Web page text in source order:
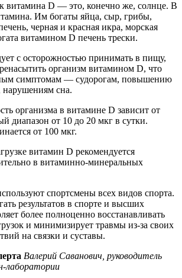
витамина D — это, конечно же, солнце. В
Им богаты яйца, сыр, грибы,
черная и красная икра, морская
витамином D печень трески.
с осторожностью принимать в пищу,
организм витамином D, что
симптомам — судорогам, повышению
нарушениям сна.
организма в витамине D зависит от
диапазон от 10 до 20 мкг в сутки.
от 100 мкг.
витамин D рекомендуется
в витаминно-минеральных
спортсмены всех видов спорта.
результатов в спорте и высших
более полноценно восстанавливать
и минимизирует травмы из-за своих
на связки и суставы.
Валерий Саванович, руководитель
лаборатории